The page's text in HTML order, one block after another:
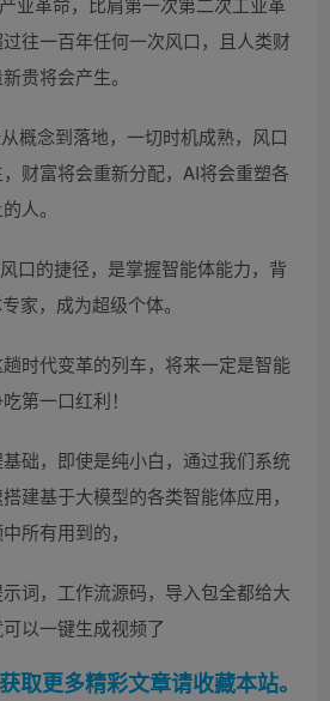
往一百年任何一次风口，且人类财
贵将会产生。
概念到落地，一切时机成熟，风口
财富将会重新分配，AI将会重塑各
人。
口的捷径，是掌握智能体能力，背
家，成为超级个体。
时代变革的列车，将来一定是智能
第一口红利！
础，即使是纯小白，通过我们系统
建基于大模型的各类智能体应用，
所有用到的，
词，工作流源码，导入包全都给大
以一键生成视频了
取更多精彩文章请收藏本站。